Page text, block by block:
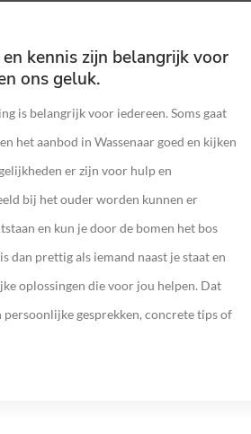
kennis zijn belangrijk voor
ons geluk.
is belangrijk voor iedereen. Soms gaat
het aanbod in Wassenaar goed en kijken
er zijn voor hulp en
bij het ouder worden kunnen er
en kun je door de bomen het bos
dan prettig als iemand naast je staat en
oplossingen die voor jou helpen. Dat
gesprekken, concrete tips of